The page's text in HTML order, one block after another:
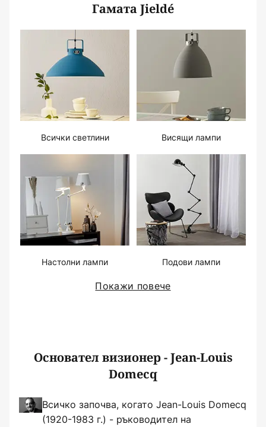
Гамата Jieldé
Всички светлини Висящи лампи
Настолни лампи Подови лампи
Покажи повече
Основател визионер - Jean-Louis
Domecq
Всичко започва, когато Jean-Louis Domecq
(1920-1983 г.) - ръководител на